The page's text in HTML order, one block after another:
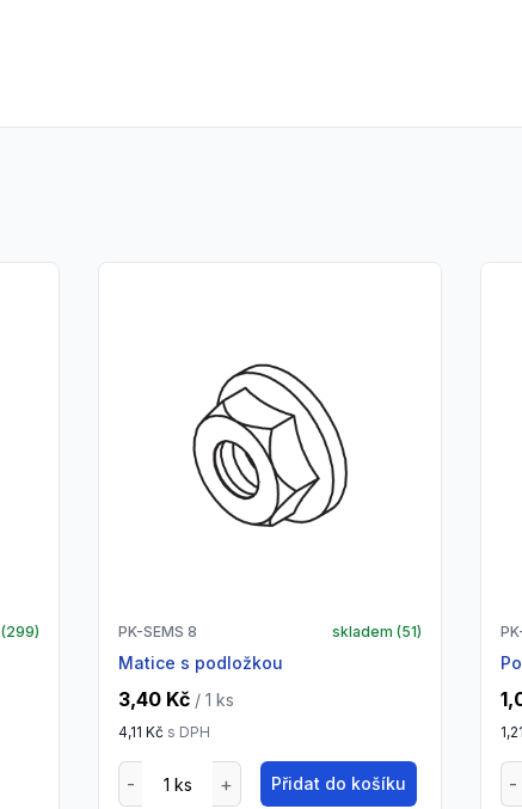
299) PK-SEMS 8 skladem (51)
matice s podložkou
3,40 Kč / 1 ks
4,11 Kč s DPH
Přidat do košíku